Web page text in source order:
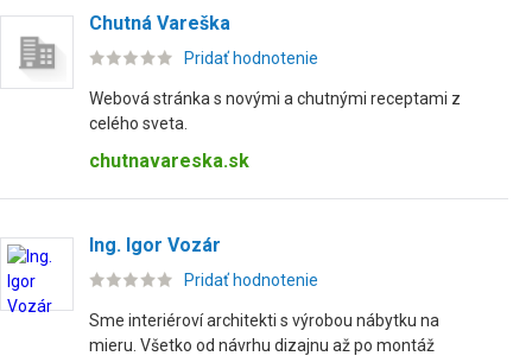
Chutná Vareška
Pridať hodnotenie
Webová stránka s novými a chutnými receptami z
celého sveta.
chutnavareska.sk
Ing. Igor Vozár
Pridať hodnotenie
Sme interiéroví architekti s výrobou nábytku na
mieru. Všetko od návrhu dizajnu až po montáž